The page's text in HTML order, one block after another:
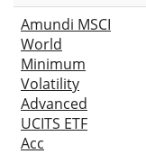
Amundi MSCI
World
Minimum
Volatility
Advanced
UCITS ETF
Acc